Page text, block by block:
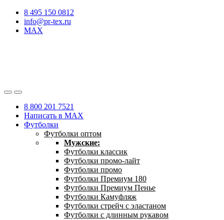
8 495 150 0812
info@pr-tex.ru
MAX
8 800 201 7521
Написать в MAX
Футболки
Футболки оптом
Мужские:
Футболки классик
Футболки промо-лайт
Футболки промо
Футболки Премиум 180
Футболки Премиум Пенье
Футболки Камуфляж
Футболки стрейч с эластаном
Футболки с длинным рукавом